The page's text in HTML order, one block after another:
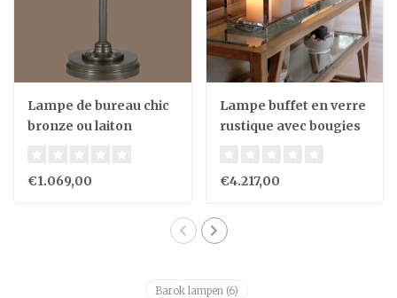
Lampe de bureau chic
bronze ou laiton
€1.069,00
Lampe buffet en verre
rustique avec bougies
€4.217,00
Barok lampen (6)